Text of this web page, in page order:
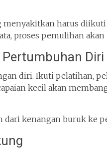
menyakitkan harus
proses pemulihan akan
Pertumbuhan Diri
diri. Ikuti pelatihan,
kecil akan
kenangan buruk ke